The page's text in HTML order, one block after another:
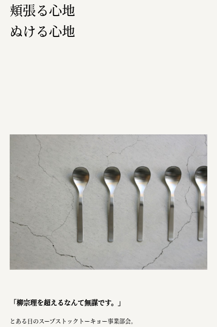
日本商工会議所
ユウキ食品株式会社、株式会社広明通信社
株式会社ヤマサン
株式会社 マツバラ
株式会社東果堂
アトラス化成
株式会社 中日ステンドアート
DEAR FRIEND'S
株式会社ポーラ
ourselves
頬張る心地
ぬける心地
「柳宗理を超えるなんて無謀です。」
とある日のスープストックトーキョー事業部会。​